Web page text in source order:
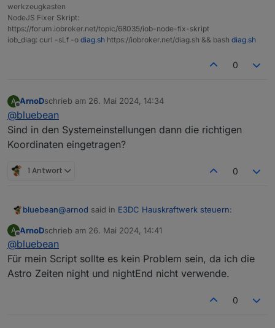
werkzeugkasten
NodeJS Fixer Skript:
https://forum.iobroker.net/topic/68035/iob-node-fix-skript
iob_diag: curl -sLf -o diag.sh https://iobroker.net/diag.sh && bash diag.sh
0
A
Offline
ArnoDschrieb am 26. Mai 2024, 14:34
zuletzt editiert von
@bluebean
Sind in den Systemeinstellungen dann die richtigen
Koordinaten eingetragen?
1 Antwort 0
bluebean@arnod said in E3DC Hauskraftwerk steuern:
EINSTELLUNGEN deine Koordinaten
eingetragen oder die Option
Systemeinstellungen verwenden aktiviert?
Ich habe die Option "Systemeinstellungen
verwenden", wobei in der Karte rechts daneben
A
Offline
ArnoDschrieb am 26. Mai 2024, 14:41
zuletzt editiert von
@bluebean
Für mein Script sollte es kein Problem sein, da ich die
Astro Zeiten night und nightEnd nicht verwende.
0